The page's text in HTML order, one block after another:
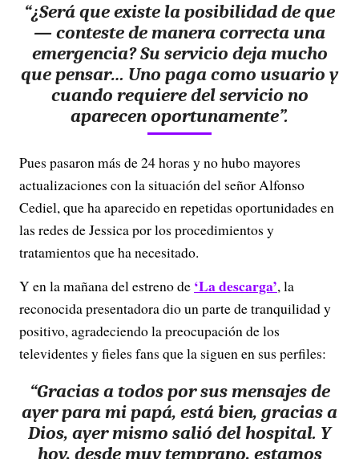
“¿Será que existe la posibilidad de que
— conteste de manera correcta una
emergencia? Su servicio deja mucho
que pensar… Uno paga como usuario y
cuando requiere del servicio no
aparecen oportunamente”.
Pues pasaron más de 24 horas y no hubo mayores
actualizaciones con la situación del señor Alfonso
Cediel, que ha aparecido en repetidas oportunidades en
las redes de Jessica por los procedimientos y
tratamientos que ha necesitado.
Y en la mañana del estreno de ‘La descarga’, la
reconocida presentadora dio un parte de tranquilidad y
positivo, agradeciendo la preocupación de los
televidentes y fieles fans que la siguen en sus perfiles:
“Gracias a todos por sus mensajes de
ayer para mi papá, está bien, gracias a
Dios, ayer mismo salió del hospital. Y
hoy, desde muy temprano, estamos